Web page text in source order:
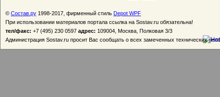
© Состав.ру 1998-2017, фирменный стиль Depot WPF
При использовании материалов портала ссылка на Sostav.ru обязательна!
тел/факс: +7 (495) 230 0597 адрес: 109004, Москва, Полковая 3/3
Администрация Sostav.ru просит Вас сообщать о всех замеченных технических